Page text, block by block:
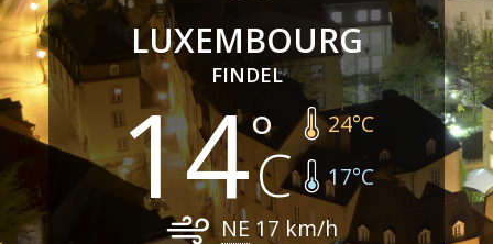
LUXEMBOURG
FINDEL
14 24°C
17°C
NE 17 km/h